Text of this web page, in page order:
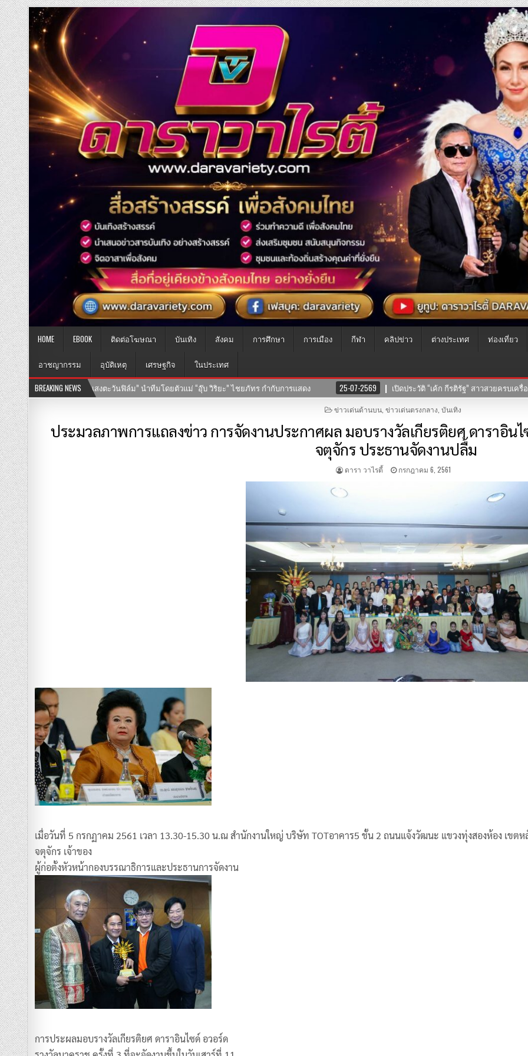
HOME EBOOK ติดต่อโฆษณา บันเทิง สังคม การศึกษา การเมือง กีฬา คลิปข่าว ต่างประเทศ ท่องเที่ยว
อาชญากรรม อุบัติเหตุ เศรษฐกิจ
ในประเทศ
BREAKING NEWS
ำทีมโดยตัวแม่ “อุ๊บ วิริยะ” ไชยภัทร กำกับการแสดง 25-07-2569 เปิดประวัติ “เค้ก กีรติรัฐ” สาวสวยครบเครื่อง ที่แท้คือทายาทนักแสดงมากฝีมือ!
POSTED
ข่าวเด่นด้านบน ข่าวเด่นตรงกลาง บันเทิง
ประมวลภาพการแถลงข่าว การจัดงานประกาศผล มอบรางวัลเกียรติยศ ดาราอิน
จตุจักร ประธานจัดงานปลื้ม
ดารา วาไรตี้ กรกฎาคม 6, 2561
เมื่อวันที่ 5 กรกฏาคม 2561 เวลา 13.30-15.30 น.ณ สำนักงานใหญ่ บริษัท TOTอาคาร5 ชั้น 2 ถนนแจ้งวัฒนะ แขวงทุ่งสองห้อง เขต
จตุจักร เจ้าของ
ผู้ก่อตั้งหัวหน้ากองบรรณาธิการและประธานการจัดงาน
การประผลมอบรางวัลเกียรติยศ ดาราอินไซด์ อวอร์ด